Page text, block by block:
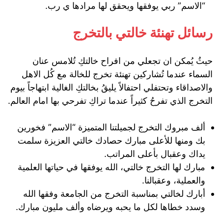
“الاسم” ربي يوفقها ويحقق لها مرادها ي رب.
رسائل تهنئة خالتي بالتخرج
حيثُ يُمكن ان تجعلي من افراح خالتكِ تُلامس عنان
السماء عندما تُشاركين تهنئة تخرج للخالة مع كُل الاهل
والاصداقاء وتحتفلي احتفالاً يليقُ بخالتكِ الغالية ابتهاجاً بيوم
التخرج الذي تفرحُ كثيراً عندما تراكِ تفرحي بها امام العالم.
ألف مبروك التخرج لجميلتنا المتميزة “الاسم” فخورين
بك ومنها للأعلى مبارك حصادك خالتي العزيزة سلمت
يداك وعقبال بأعلى المراتب.
مبارك لها التخرج خالتي، الله يوفقها في حياتها العلمية
والعملية، وعقبالنا.
أبارك لخالتي بمناسبة التخرج من الجامعة وفقها الله
وسدد خطاها لكل ما يحبه ويرضاه وألف مليون مبارك.